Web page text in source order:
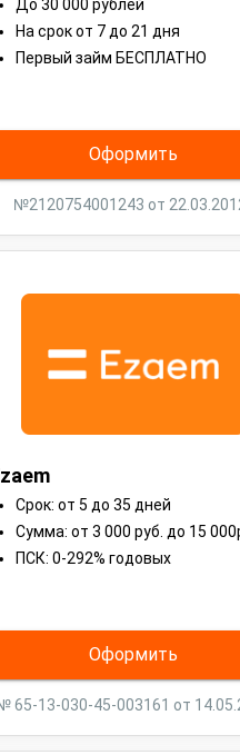
До 30 000 рублей
На срок от 7 до 21 дня
Первый займ БЕСПЛАТНО
Оформить
№2120754001243 от
Срок: от 5 до 35 дней
Сумма: от 3 000 руб. до 15
ПСК: 0-292% годовых
Оформить
65-13-030-45-003161 от